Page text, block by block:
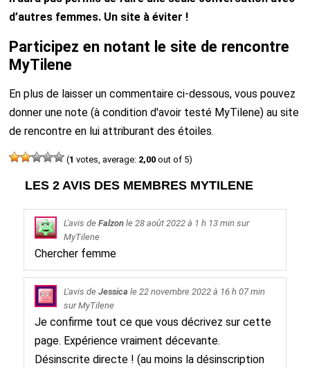
d’autres femmes. Un site à éviter !
Participez en notant le site de rencontre
MyTilene
En plus de laisser un commentaire ci-dessous, vous pouvez
donner une note (à condition d'avoir testé MyTilene) au site
de rencontre en lui attriburant des étoiles.
(1 votes, average: 2,00 out of 5)
LES 2 AVIS DES MEMBRES MYTILENE
L'avis de Falzonle 28 août 2022à 1 h 13 min sur
MyTilene
Chercher femme
L'avis de Jessica le 22 novembre 2022à 16 h 07 min
surMyTilene
Je confirme tout ce que vous décrivez sur cette
page. Expérience vraiment décevante.
Désinscrite directe ! (au moins la désinscription